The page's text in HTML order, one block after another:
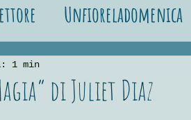
Unfioreladomenica
Le recensioni
di Juliet Diaz
1 min
5.